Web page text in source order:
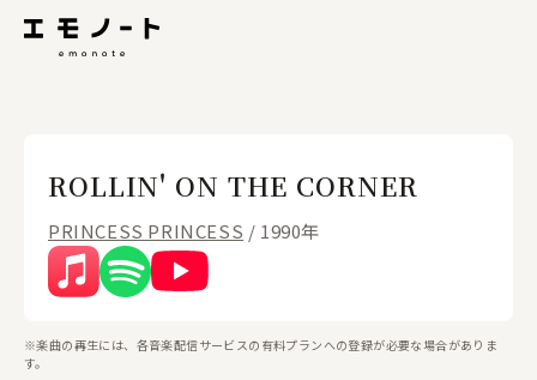
ROLLIN' ON THE CORNER
PRINCESS PRINCESS / 1990年
※楽曲の再生には、各音楽配信サービスの有料プランへの登録が必要な場合がありま
す。